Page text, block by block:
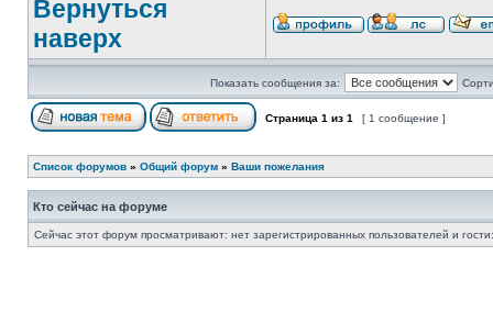
Вернуться
наверх
Показать сообщения за:
Страница 1 из 1 [ 1 сообщение ]
Список форумов » Общий форум » Ваши пожелания
Кто сейчас на форуме
Сейчас этот форум просматривают: нет зарегистрированных пользователей и